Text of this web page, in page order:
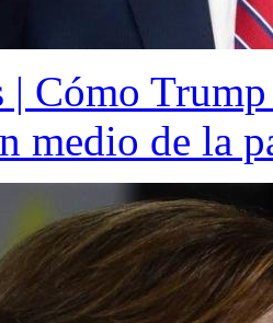
| Cómo
medio de la